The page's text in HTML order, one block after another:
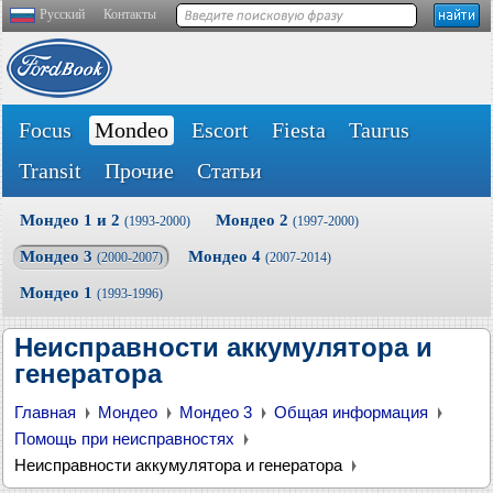
Русский Контакты
Focus Mondeo Escort Fiesta
Taurus
Transit
Прочие Статьи
Мондео 1 и 2 (1993-2000) Мондео 2 (1997-2000)
Мондео 3 (2000-2007) Мондео 4 (2007-2014)
Мондео 1 (1993-1996)
Неисправности аккумулятора и
генератора
Главная Мондео Мондео 3
Общая информация
Помощь при неисправностях
Неисправности аккумулятора и генератора